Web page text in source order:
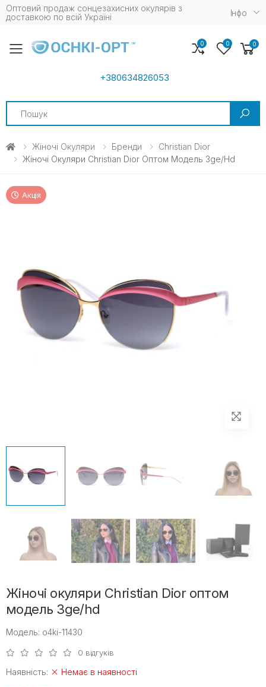
Оптовий продаж сонцезахисних окулярів з
доставкою по всій Україні
Iнфо
Toggle mobile menu
+380634826053
Search
0 0 0
Жіночі Окуляри Бренди
Christian Dior
Жіночі Окуляри Christian Dior Оптом Модель 3ge/hd
Акція
Жіночі окуляри Christian Dior оптом
модель 3ge/hd
Модель: o4ki-11430
0 відгуків
Наявність: Немає в наявності